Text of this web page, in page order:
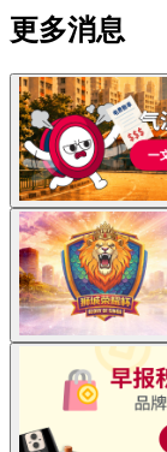
更多消息